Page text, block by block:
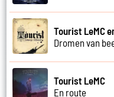
Tourist LeMC
Dromen van
Tourist LeMC
En route